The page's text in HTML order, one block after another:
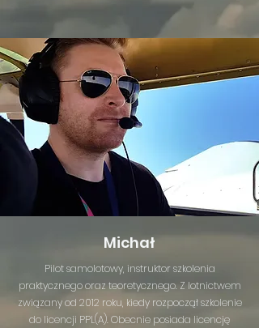
Michał
Pilot samolotowy, instruktor szkolenia
praktycznego oraz teoretycznego. Z lotnictwem
związany od 2012 roku, kiedy rozpoczął szkolenie
do licencji PPL(A). Obecnie posiada licencję